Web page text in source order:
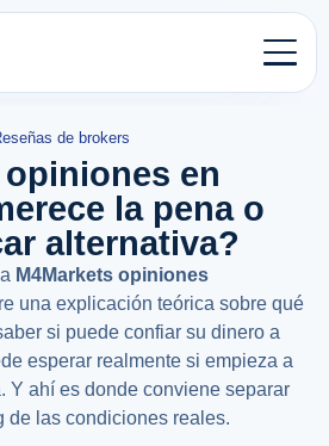
de brokers
opiniones en
la pena o
alternativa?
M4Markets opiniones
una explicación teórica sobre qué
si puede confiar su dinero a
esperar realmente si empieza a
Y ahí es donde conviene separar
de las condiciones reales.